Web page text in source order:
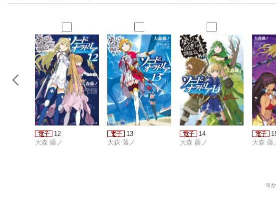
12
大森 藤ノ
13
大森 藤ノ
14
大森 藤ノ
大森 藤
※か